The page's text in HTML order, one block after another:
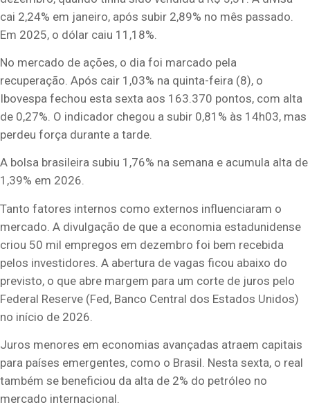
cai 2,24% em janeiro, após subir 2,89% no mês passado.
Em 2025, o dólar caiu 11,18%.
No mercado de ações, o dia foi marcado pela
recuperação. Após cair 1,03% na quinta-feira (8), o
Ibovespa fechou esta sexta aos 163.370 pontos, com alta
de 0,27%. O indicador chegou a subir 0,81% às 14h03, mas
perdeu força durante a tarde.
A bolsa brasileira subiu 1,76% na semana e acumula alta de
1,39% em 2026.
Tanto fatores internos como externos influenciaram o
mercado. A divulgação de que a economia estadunidense
criou 50 mil empregos em dezembro foi bem recebida
pelos investidores. A abertura de vagas ficou abaixo do
previsto, o que abre margem para um corte de juros pelo
Federal Reserve (Fed, Banco Central dos Estados Unidos)
no início de 2026.
Juros menores em economias avançadas atraem capitais
para países emergentes, como o Brasil. Nesta sexta, o real
também se beneficiou da alta de 2% do petróleo no
mercado internacional.